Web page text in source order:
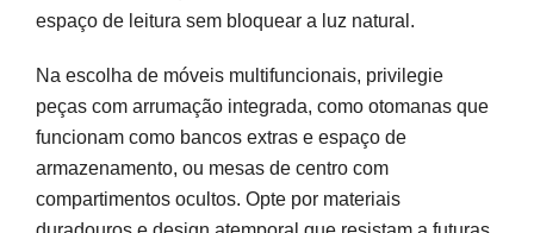
espaço de leitura sem bloquear a luz natural.
Na escolha de móveis multifuncionais, privilegie
peças com arrumação integrada, como otomanas que
funcionam como bancos extras e espaço de
armazenamento, ou mesas de centro com
compartimentos ocultos. Opte por materiais